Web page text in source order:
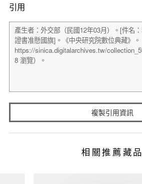
引用
複製引用資訊
相關推薦藏品